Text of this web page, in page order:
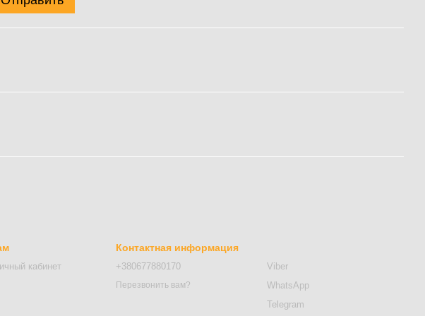
кабинет
Контактная информация
+380677880170
Перезвонить вам?
Viber
WhatsApp
Telegram